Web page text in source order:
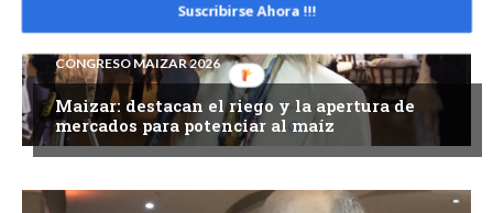
CONGRESO MAIZAR 2026
Maizar: destacan el riego y la apertura de
mercados para potenciar al maíz
Suscribirse Ahora !!!